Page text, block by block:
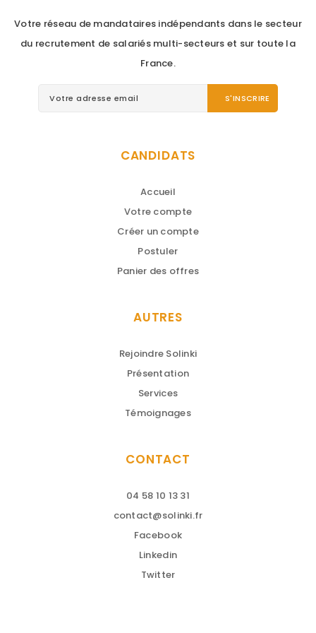
9 years ago
Votre réseau de mandataires indépendants dans le secteur
du recrutement de salariés multi-secteurs et sur toute la
France.
CANDIDATS
Accueil
Votre compte
Créer un compte
Postuler
Panier des offres
AUTRES
Rejoindre Solinki
Présentation
Services
Témoignages
CONTACT
04 58 10 13 31
contact@solinki.fr
Facebook
Linkedin
Twitter